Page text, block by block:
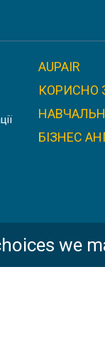
AUPAIR
КОРИСНО
БІЗНЕС
we